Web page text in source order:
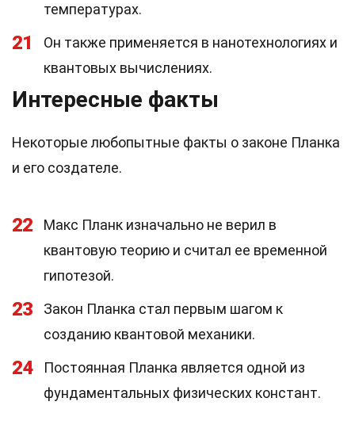
температурах.
21
Он также применяется в нанотехнологиях и
квантовых вычислениях.
Интересные факты
Некоторые любопытные факты о законе Планка
и его создателе.
22
Макс Планк изначально не верил в
квантовую теорию и считал ее временной
гипотезой.
23
Закон Планка стал первым шагом к
созданию квантовой механики.
24
Постоянная Планка является одной из
фундаментальных физических констант.